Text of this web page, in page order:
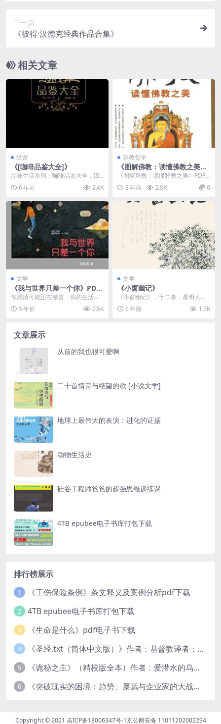
下一篇
《彼得·汉德克经典作品合集》
相关文章
经营
《[咖啡品鉴大全]》
品味生活系列：咖啡品鉴大全，ISB
N：9787538156225，作者：
（日）田...
6 年前 2.4K
宗教哲学
《图解佛教：读懂佛教之美》
PDF电子书资源下载
《图解释教：读懂释教之美》PDF
电子书资源下载介绍 内容简介 释
教...3 年前 2.8K 0
文学
《我与世界只差一个你》PDF
电子书下载
你感情可能正在感冒，你的生活可
能一团糟，你的世界可能只差一个
最好的人……可不去经...
5 年前 2.5K
文学
《小窗幽记》
《小窗幽记》，十二卷，是明人陈
继儒撰。陈继儒（1558-1639），
字仲醇，号眉...
6 年前 1.5K
文章展示
从前的我也很可爱啊
二十首情诗与绝望的歌 [小说文学]
地球上最伟大的表演：进化的证据
动物生活史
硅谷工程师爸爸的超强思维训练课
4TB epubee电子书库打包下载
排行榜展示
1 《工伤保险条例》条文释义及案例分析pdf下载
2 4TB epubee电子书库打包下载
3 《生命是什么》pdf电子书下载
4 《圣经.txt（简体中文版）》作者：基督教译者：中国基督教协会
5 《诡秘之主》（精校版全本）作者：爱潜水的乌贼txt
6 《突破现实的困境：趋势、禀赋与企业家的大战略》pdf图书下载
Copyright © 2021 吉ICP备18006347号-1京公网安备 11011202002294